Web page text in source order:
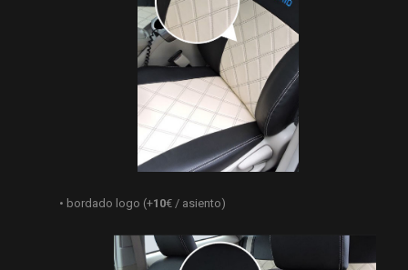
• bordado logo (+10€ / asiento)